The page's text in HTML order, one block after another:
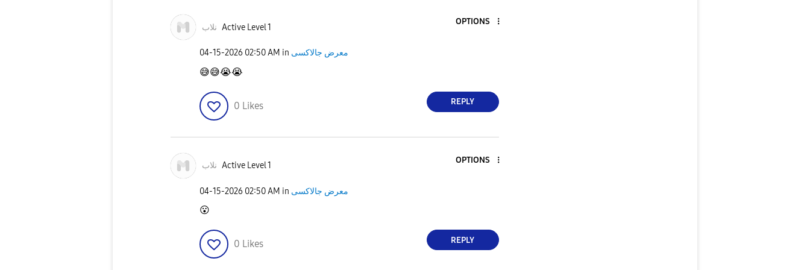
نلاب Active Level 1
OPTIONS
‎04-15-2026 02:50 AM in معرض جالاكسى
😅😅😭😭
0 Likes REPLY
نلاب Active Level 1
OPTIONS
‎04-15-2026 02:50 AM in معرض جالاكسى
😮
0 Likes REPLY